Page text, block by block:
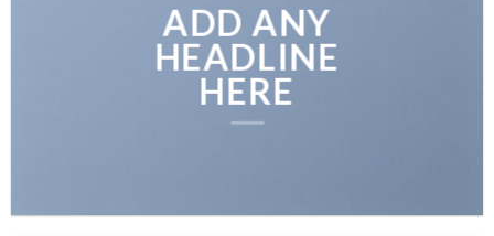
ADD ANY
HEADLINE
HERE